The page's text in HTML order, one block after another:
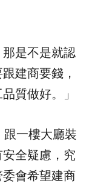
是不是就認
建商要錢，
質做好。」
跟一樓大廳裝
全疑慮，究
會希望建商